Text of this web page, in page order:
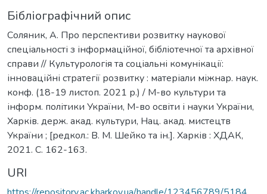
Бібліографічний опис
Соляник, А. Про перспективи розвитку наукової
спеціальності з інформаційної, бібліотечної та архівної
справи // Культурологія та соціальні комунікації:
інноваційні стратегії розвитку : матеріали міжнар. наук.
конф. (18-19 листоп. 2021 р.) / М-во культури та
інформ. політики України, М-во освіти і науки України,
Харків. держ. акад. культури, Нац. акад. мистецтв
України ; [редкол.: В. М. Шейко та ін.]. Харків : ХДАК,
2021. С. 162-163.
URI